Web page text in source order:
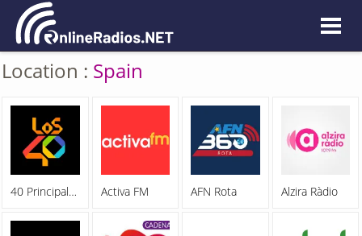
Location : Spain
40 Principales 93.9 FM Activa FM AFN Rota Alzira Ràdio